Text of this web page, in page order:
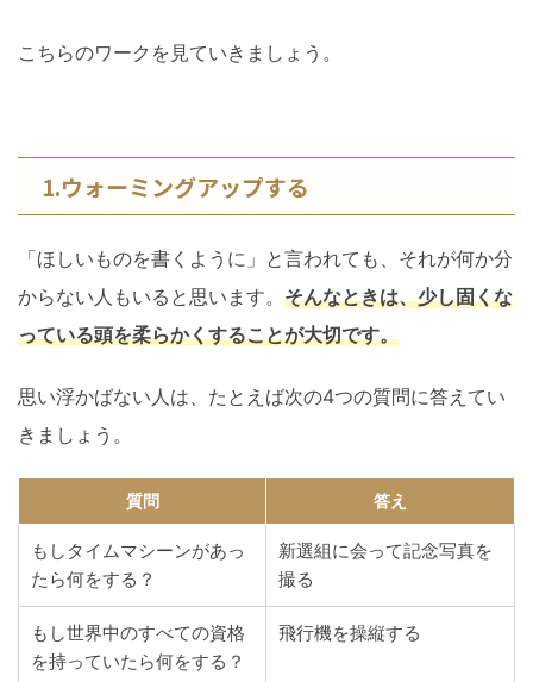
こちらのワークを見ていきましょう。
1.ウォーミングアップする
「ほしいものを書くように」と言われても、それが何か分
からない人もいると思います。 そんなときは、少し固くな
っている頭を柔らかくすることが大切です。
思い浮かばない人は、たとえば次の4つの質問に答えてい
きましょう。
質問 答え
もしタイムマシーンがあっ
たら何をする？
新選組に会って記念写真を
撮る
もし世界中のすべての資格
を持っていたら何をする？
飛行機を操縦する